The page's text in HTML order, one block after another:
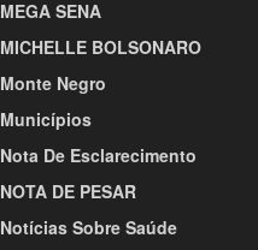
MEGA SENA
MICHELLE BOLSONARO
Monte Negro
Municípios
Nota De Esclarecimento
NOTA DE PESAR
Notícias Sobre Saúde